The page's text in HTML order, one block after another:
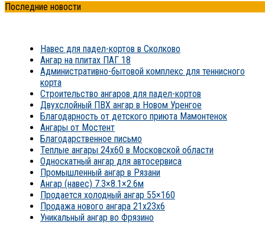
Последние новости
Навес для падел-кортов в Сколково
Ангар на плитах ПАГ 18
Административно-бытовой комплекс для теннисного
корта
Строительство ангаров для падел-кортов
Двухслойный ПВХ ангар в Новом Уренгое
Благодарность от детского приюта Мамонтенок
Ангары от Мостент
Благодарственное письмо
Теплые ангары 24х60 в Московской области
Односкатный ангар для автосервиса
Промышленный ангар в Рязани
Ангар (навес) 7.3×8.1×2.6м
Продается холодный ангар 55×160
Продажа нового ангара 21x23x6
Уникальный ангар во Фрязино